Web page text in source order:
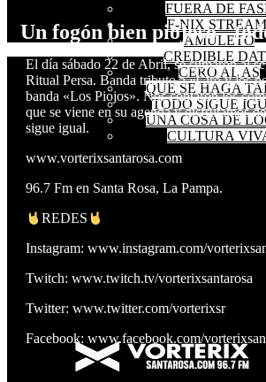
FUERA DE
F-NIX
AMULETO
CREDIBLE
CERO AL AS
QUE SE HAGA
TODO SIGUE
UNA COSA DE
CULTURA
Un fogón bien piojoso -
El día sábado 22 de Abril, se sumaron al
Ritual Persa. Banda tributo a «Ciro y los
banda «Los Piojos». Nos contaron los
que se viene en su agenda y disfrutamos
sigue igual.
www.vorterixsantarosa.com
96.7 Fm en Santa Rosa, La Pampa.
REDES
Instagram: www.instagram.com/
Twitch: www.twitch.tv/vorterixsantarosa
Twitter: www.twitter.com/vorterixsr
Facebook: www.facebook.com/